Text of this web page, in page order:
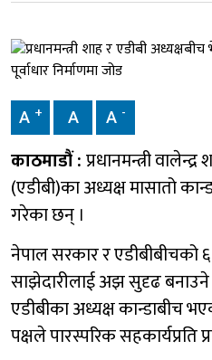
A + A A -
काठमाडौं :प्रधानमन्त्री
(एडीबी)का अध्यक्ष मासातो
गरेका छन् ।
​नेपाल सरकार र एडीबीबीचको
साझेदारीलाई अझ सुदृढ बनाउने
एडीबीका अध्यक्ष कान्डाबीच
पक्षले पारस्परिक सहकार्यप्रति